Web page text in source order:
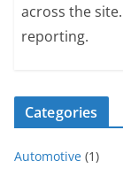
across the
reporting.
Categories
Automotive (1)